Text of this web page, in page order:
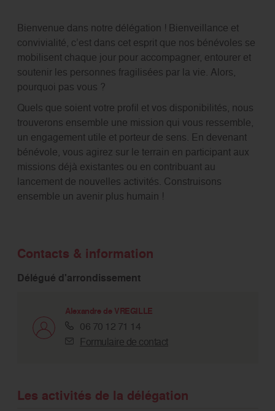
Bienvenue dans notre délégation ! Bienveillance et
convivialité, c’est dans cet esprit que nos bénévoles se
mobilisent chaque jour pour accompagner, entourer et
soutenir les personnes fragilisées par la vie. Alors,
pourquoi pas vous ?
Quels que soient votre profil et vos disponibilités, nous
trouverons ensemble une mission qui vous ressemble,
un engagement utile et porteur de sens. En devenant
bénévole, vous agirez sur le terrain en participant aux
missions déjà existantes ou en contribuant au
lancement de nouvelles activités. Construisons
ensemble un avenir plus humain !
Contacts & information
Délégué d'arrondissement
Alexandre de VREGILLE
06 70 12 71 14
Formulaire de contact
Les activités de la délégation